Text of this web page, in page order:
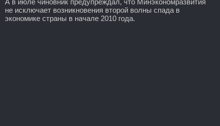
не исключает возникновения второй волны спада в
экономике страны в начале 2010 года.